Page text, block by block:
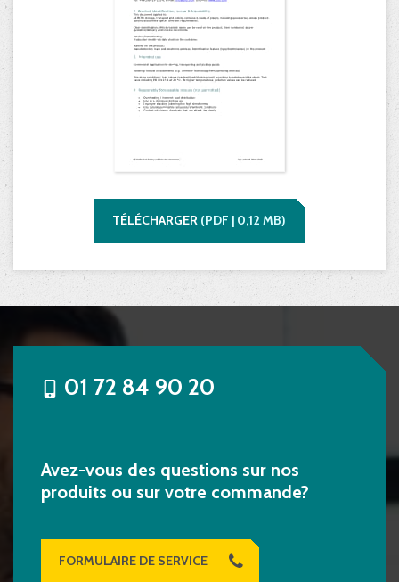
TÉLÉCHARGER (PDF | 0,12 MB)
01 72 84 90 20
Avez-vous des questions sur nos
produits ou sur votre commande?
FORMULAIRE DE SERVICE